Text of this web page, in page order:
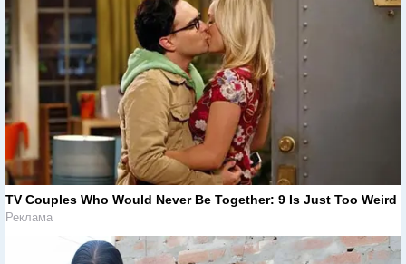
TV Couples Who Would Never Be Together: 9 Is Just Too Weird
Реклама